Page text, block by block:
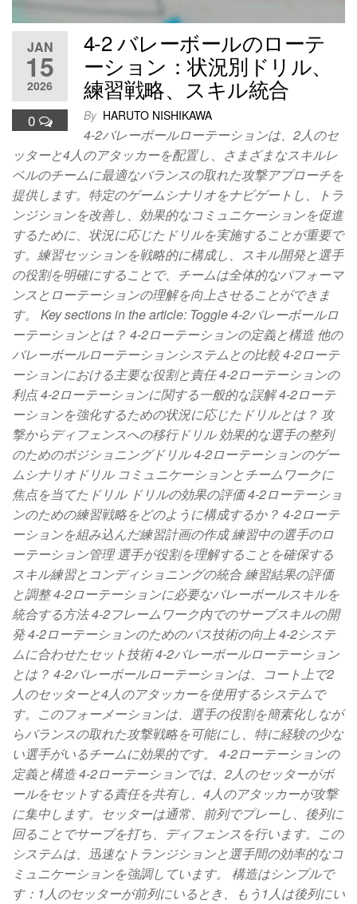
JAN
15
2026
0
4-2 バレーボールのローテ
ーション：状況別ドリル、
練習戦略、スキル統合
By HARUTO NISHIKAWA
4-2バレーボールローテーションは、2人のセ
ッターと4人のアタッカーを配置し、さまざまなスキルレ
ベルのチームに最適なバランスの取れた攻撃アプローチを
提供します。特定のゲームシナリオをナビゲートし、トラ
ンジションを改善し、効果的なコミュニケーションを促進
するために、状況に応じたドリルを実施することが重要で
す。練習セッションを戦略的に構成し、スキル開発と選手
の役割を明確にすることで、チームは全体的なパフォーマ
ンスとローテーションの理解を向上させることができま
す。 Key sections in the article: Toggle 4-2バレーボールロ
ーテーションとは？ 4-2ローテーションの定義と構造 他の
バレーボールローテーションシステムとの比較 4-2ローテ
ーションにおける主要な役割と責任 4-2ローテーションの
利点 4-2ローテーションに関する一般的な誤解 4-2ローテ
ーションを強化するための状況に応じたドリルとは？ 攻
撃からディフェンスへの移行ドリル 効果的な選手の整列
のためのポジショニングドリル 4-2ローテーションのゲー
ムシナリオドリル コミュニケーションとチームワークに
焦点を当てたドリル ドリルの効果の評価 4-2ローテーショ
ンのための練習戦略をどのように構成するか？ 4-2ローテ
ーションを組み込んだ練習計画の作成 練習中の選手のロ
ーテーション管理 選手が役割を理解することを確保する
スキル練習とコンディショニングの統合 練習結果の評価
と調整 4-2ローテーションに必要なバレーボールスキルを
統合する方法 4-2フレームワーク内でのサーブスキルの開
発 4-2ローテーションのためのパス技術の向上 4-2システ
ムに合わせたセット技術 4-2バレーボールローテーション
とは？ 4-2バレーボールローテーションは、コート上で2
人のセッターと4人のアタッカーを使用するシステムで
す。このフォーメーションは、選手の役割を簡素化しなが
らバランスの取れた攻撃戦略を可能にし、特に経験の少な
い選手がいるチームに効果的です。 4-2ローテーションの
定義と構造 4-2ローテーションでは、2人のセッターがボ
ールをセットする責任を共有し、4人のアタッカーが攻撃
に集中します。セッターは通常、前列でプレーし、後列に
回ることでサーブを打ち、ディフェンスを行います。この
システムは、迅速なトランジションと選手間の効率的なコ
ミュニケーションを強調しています。 構造はシンプルで
す：1人のセッターが前列にいるとき、もう1人は後列にい